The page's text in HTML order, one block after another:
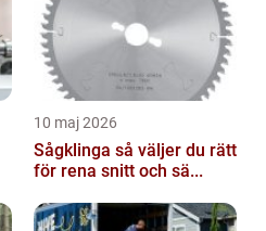
10 maj 2026
Sågklinga så väljer du rätt
för rena snitt och sä...